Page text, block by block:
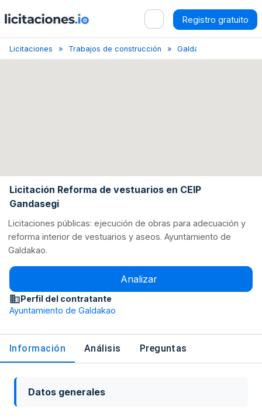
Registro gratuito
Licitaciones Trabajos de construcción Galdácano
Licitación Reforma de vestuarios en CEIP
Gandasegi
Licitaciones públicas: ejecución de obras para adecuación y
reforma interior de vestuarios y aseos. Ayuntamiento de
Galdakao.
Analizar
Perfil del contratante
Ayuntamiento de Galdakao
Información Análisis Preguntas
Datos generales